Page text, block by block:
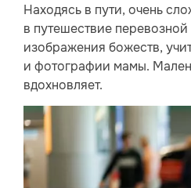
Находясь в пути, очень
в путешествие
изображения божеств,
и фотографии мамы.
вдохновляет.